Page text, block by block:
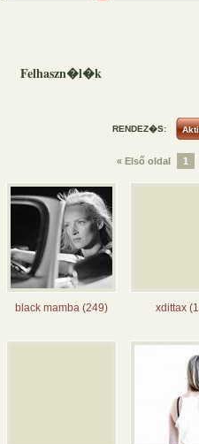
Felhaszn�l�k
RENDEZ�S:
« Első oldal 1
black mamba (249) xdittax